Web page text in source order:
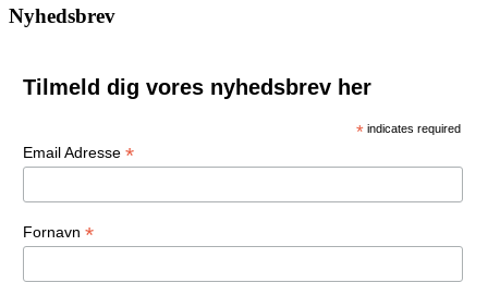
Nyhedsbrev
Tilmeld dig vores nyhedsbrev her
* indicates required
Email Adresse *
Fornavn *